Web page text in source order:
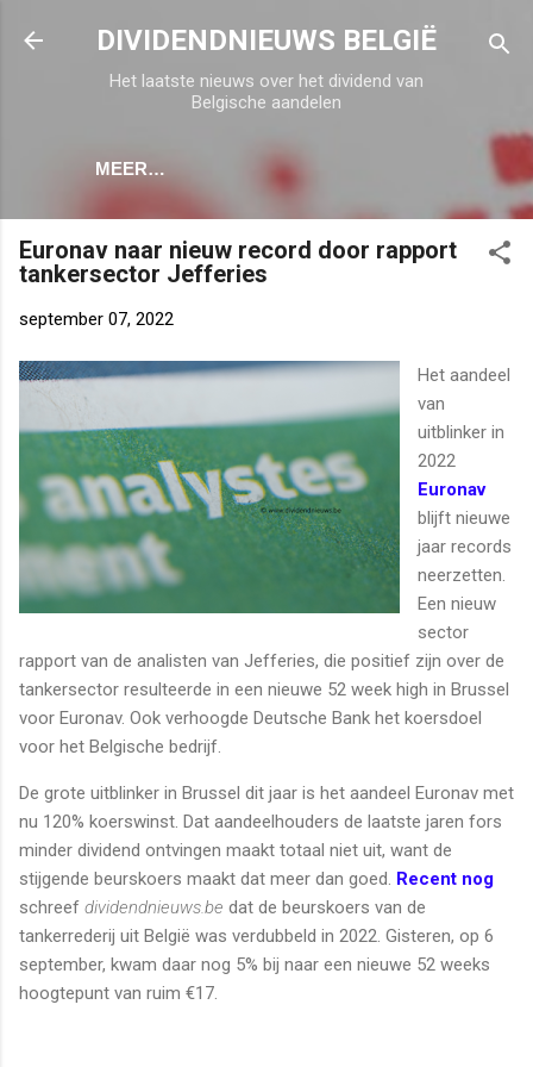
Doorgaan naar hoofdcontent
DIVIDENDNIEUWS BELGIË
Het laatste nieuws over het dividend van
Belgische aandelen
MEER…
Euronav naar nieuw record door rapport
tankersector Jefferies
september 07, 2022
Het aandeel
van
uitblinker in
2022
Euronav
blijft nieuwe
jaar records
neerzetten.
Een nieuw
sector
rapport van de analisten van Jefferies, die positief zijn over de
tankersector resulteerde in een nieuwe 52 week high in Brussel
voor Euronav. Ook verhoogde Deutsche Bank het koersdoel
voor het Belgische bedrijf.
De grote uitblinker in Brussel dit jaar is het aandeel Euronav met
nu 120% koerswinst. Dat aandeelhouders de laatste jaren fors
minder dividend ontvingen maakt totaal niet uit, want de
stijgende beurskoers maakt dat meer dan goed. Recent nog
schreef dividendnieuws.be dat de beurskoers van de
tankerrederij uit België was verdubbeld in 2022. Gisteren, op 6
september, kwam daar nog 5% bij naar een nieuwe 52 weeks
hoogtepunt van ruim €17.